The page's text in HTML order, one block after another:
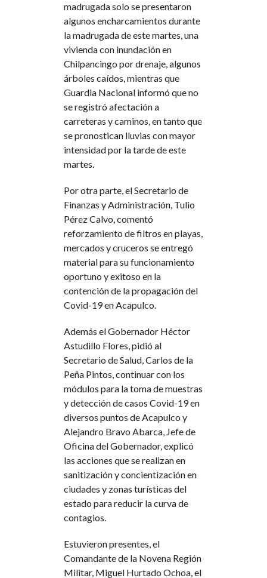
madrugada solo se presentaron
algunos encharcamientos durante
la madrugada de este martes, una
vivienda con inundación en
Chilpancingo por drenaje, algunos
árboles caídos, mientras que
Guardia Nacional informó que no
se registró afectación a
carreteras y caminos, en tanto que
se pronostican lluvias con mayor
intensidad por la tarde de este
martes.
Por otra parte, el Secretario de
Finanzas y Administración, Tulio
Pérez Calvo, comentó
reforzamiento de filtros en playas,
mercados y cruceros se entregó
material para su funcionamiento
oportuno y exitoso en la
contención de la propagación del
Covid-19 en Acapulco.
Además el Gobernador Héctor
Astudillo Flores, pidió al
Secretario de Salud, Carlos de la
Peña Pintos, continuar con los
módulos para la toma de muestras
y detección de casos Covid-19 en
diversos puntos de Acapulco y
Alejandro Bravo Abarca, Jefe de
Oficina del Gobernador, explicó
las acciones que se realizan en
sanitización y concientización en
ciudades y zonas turísticas del
estado para reducir la curva de
contagios.
Estuvieron presentes, el
Comandante de la Novena Región
Militar, Miguel Hurtado Ochoa, el